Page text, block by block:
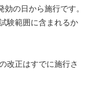
効の日から施行です。
験範囲に含まれるか
改正はすでに施行さ